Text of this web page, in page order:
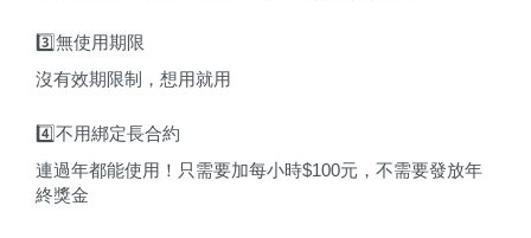
3️⃣無使用期限
沒有效期限制，想用就用
4️⃣不用綁定長合約
連過年都能使用！只需要加每小時$100元，不需要發放年
終獎金